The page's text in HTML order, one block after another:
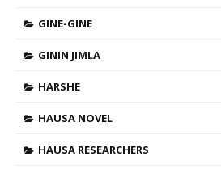
GINE-GINE
GININ JIMLA
HARSHE
HAUSA NOVEL
HAUSA RESEARCHERS